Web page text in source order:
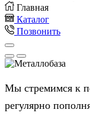
Главная
Каталог
Позвонить
Мы стремимся к
регулярно